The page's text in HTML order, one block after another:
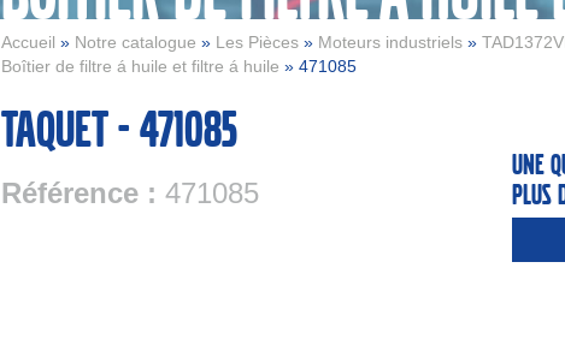
Accueil » Notre catalogue » Les Pièces» Moteurs industriels»
Boîtier de filtre á huile et filtre á huile » 471085
Taquet - 471085
Référence : 471085
Une
plus